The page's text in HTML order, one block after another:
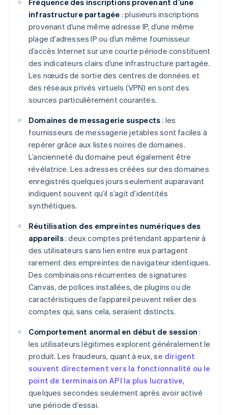
Fréquence des inscriptions provenant d’une
infrastructure partagée : plusieurs inscriptions
provenant d’une même adresse IP, d’une même
plage d’adresses IP ou d’un même fournisseur
d’accès Internet sur une courte période constituent
des indicateurs clairs d’une infrastructure partagée.
Les nœuds de sortie des centres de données et
des réseaux privés virtuels (VPN) en sont des
sources particulièrement courantes.
Domaines de messagerie suspects: les
fournisseurs de messagerie jetables sont faciles à
repérer grâce aux listes noires de domaines.
L’ancienneté du domaine peut également être
révélatrice. Les adresses créées sur des domaines
enregistrés quelques jours seulement auparavant
indiquent souvent qu’il s’agit d’identités
synthétiques.
Réutilisation des empreintes numériques des
appareils: deux comptes prétendant appartenir à
des utilisateurs sans lien entre eux partagent
rarement des empreintes de navigateur identiques.
Des combinaisons récurrentes de signatures
Canvas, de polices installées, de plugins ou de
caractéristiques de l’appareil peuvent relier des
comptes qui, sans cela, seraient distincts.
Comportement anormal en début de session :
les utilisateurs légitimes explorent généralement le
produit. Les fraudeurs, quant à eux, se dirigent
souvent directement vers la fonctionnalité ou le
point de terminaison API la plus lucrative,
quelques secondes seulement après avoir activé
une période d’essai.